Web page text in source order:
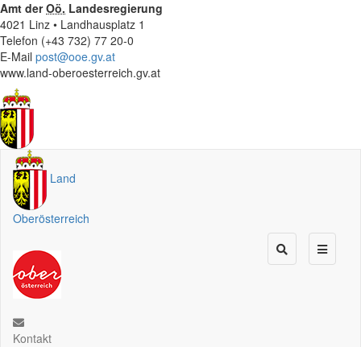
Amt derOö. Landesregierung
4021 Linz • Landhausplatz 1
Telefon (+43 732) 77 20-0
E-Mail post@ooe.gv.at
www.land-oberoesterreich.gv.at
Land
Oberösterreich
Kontakt